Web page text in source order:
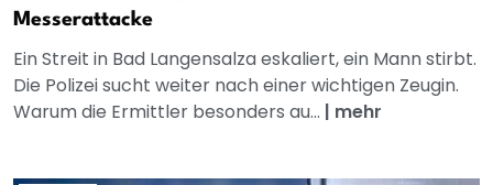
Messerattacke
Ein Streit in Bad Langensalza eskaliert, ein Mann stirbt.
Die Polizei sucht weiter nach einer wichtigen Zeugin.
Warum die Ermittler besonders au... | mehr